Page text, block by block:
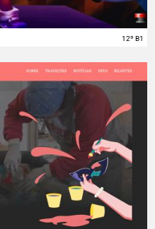
12º B1